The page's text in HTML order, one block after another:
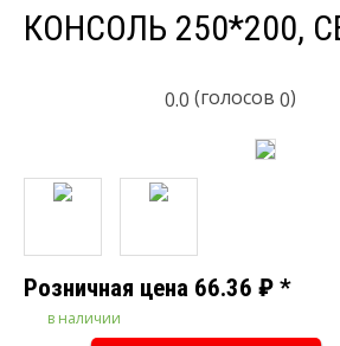
КОНСОЛЬ 250*200,
0.0 (голосов 0)
Розничная цена 66.36 ₽ *
в наличии